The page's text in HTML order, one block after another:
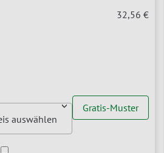
32,56 €
Gratis-Muster